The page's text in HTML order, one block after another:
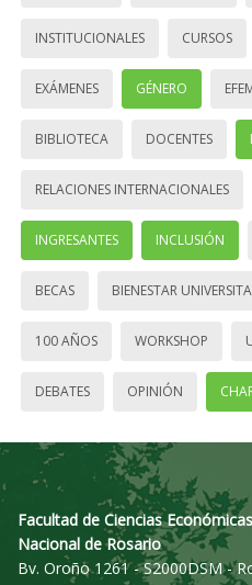
INSTITUCIONALES CURSOS
EXÁMENES GÉNERO
BIBLIOTECA DOCENTES
RELACIONES INTERNACIONALES
INGRESANTES INCLUSIÓN
BECAS BIENESTAR
100 AÑOS WORKSHOP
DEBATES OPINIÓN
Facultad de Ciencias
Nacional de Rosario
Bv. Oroño 1261 - S2000DSM -